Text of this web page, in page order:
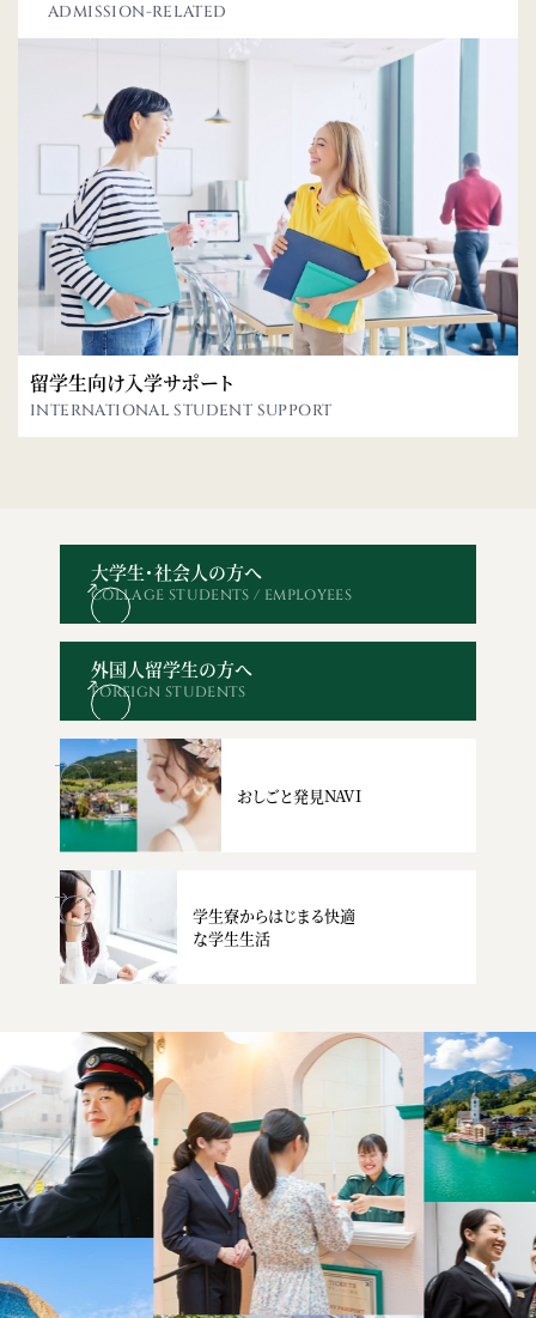
ADMISSION-RELATED
留学生向け入学サポート
INTERNATIONAL STUDENT SUPPORT
資料請求 オープン
大学生・社会人の方へ
COLLAGE STUDENTS / EMPLOYEES
外国人留学生の方へ
FOREIGN STUDENTS
おしごと発見NAVI
学生寮からはじまる快適
な学生生活